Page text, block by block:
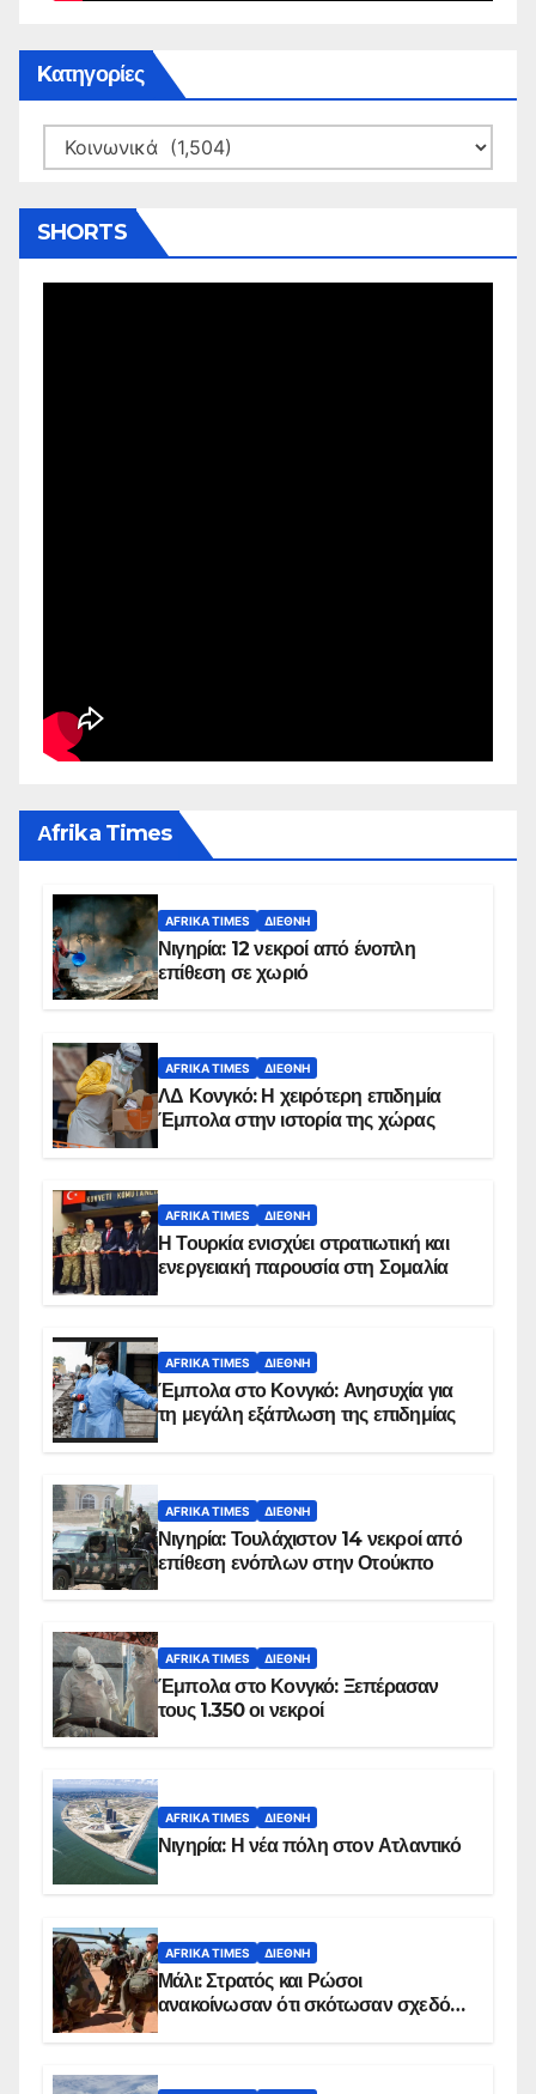
Kατηγορίες
Kατηγορίες
SHORTS
Αfrika Times
AFRIKA TIMES ΔΙΕΘΝΉ
Νιγηρία: 12 νεκροί από ένοπλη
επίθεση σε χωριό
AFRIKA TIMES ΔΙΕΘΝΉ
ΛΔ Κονγκό: Η χειρότερη επιδημία
Έμπολα στην ιστορία της χώρας
AFRIKA TIMES ΔΙΕΘΝΉ
Η Τουρκία ενισχύει στρατιωτική και
ενεργειακή παρουσία στη Σομαλία
AFRIKA TIMES ΔΙΕΘΝΉ
Έμπολα στο Κονγκό: Ανησυχία για
τη μεγάλη εξάπλωση της επιδημίας
AFRIKA TIMES ΔΙΕΘΝΉ
Νιγηρία: Τουλάχιστον 14 νεκροί από
επίθεση ενόπλων στην Οτούκπο
AFRIKA TIMES ΔΙΕΘΝΉ
Έμπολα στο Κονγκό: Ξεπέρασαν
τους 1.350 οι νεκροί
AFRIKA TIMES ΔΙΕΘΝΉ
Νιγηρία: Η νέα πόλη στον Ατλαντικό
AFRIKA TIMES ΔΙΕΘΝΉ
Μάλι: Στρατός και Ρώσοι
ανακοίνωσαν ότι σκότωσαν σχεδόν